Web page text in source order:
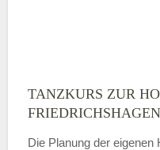
Montag
TANZKURS ZUR
Die Planung der